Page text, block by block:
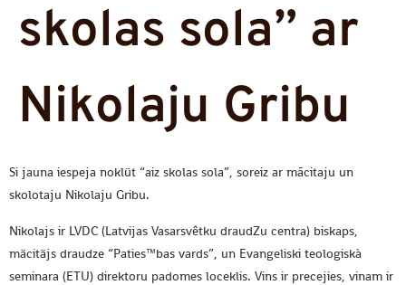
skolas sola” ar
Nikolaju Gribu
Si jauna iespeja noklüt “aiz skolas sola”, soreiz ar mācitaju un
skolotaju Nikolaju Gribu.
Nikolajs ir LVDC (Latvijas Vasarsvêtku draudZu centra) biskaps,
mäcitäjs draudze “Paties™bas vards”, un Evangeliski teologiskà
seminara (ETU) direktoru padomes loceklis. Vins ir precejies, vinam ir